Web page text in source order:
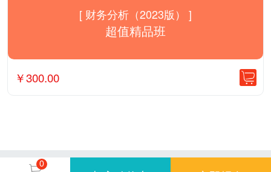
[ 财务分析（2023版） ]
超值精品班
￥300.00
0